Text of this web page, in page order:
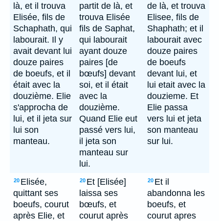
là, et il trouva
Elisée, fils de
Schaphath, qui
labourait. Il y
avait devant lui
douze paires
de boeufs, et il
était avec la
douzième. Elie
s'approcha de
lui, et il jeta sur
lui son
manteau.
partit de là, et
trouva Elisée
fils de Saphat,
qui labourait
ayant douze
paires [de
bœufs] devant
soi, et il était
avec la
douzième.
Quand Elie eut
passé vers lui,
il jeta son
manteau sur
lui.
de là, et trouva
Elisee, fils de
Shaphath; et il
labourait avec
douze paires
de boeufs
devant lui, et
lui etait avec la
douzieme. Et
Elie passa
vers lui et jeta
son manteau
sur lui.
20 Elisée,
quittant ses
boeufs, courut
après Elie, et
20 Et [Elisée]
laissa ses
bœufs, et
courut après
20 Et il
abandonna les
boeufs, et
courut apres